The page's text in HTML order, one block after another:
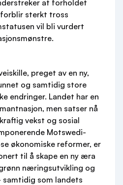
at forholdet
sterkt tross
vil bli vurdert
preget av en ny,
og samtidig store
endringer. Landet har en
men satser nå
vekst og sosial
Motswedi-
økonomiske reformer, er
til å skape en ny æra
næringsutvikling og
som landets